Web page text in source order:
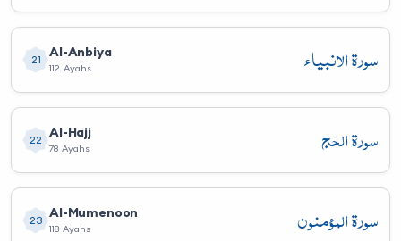
21 Al-Anbiya
112 Ayahs سورة الأنبياء
22 Al-Hajj
78 Ayahs سورة الحج
23 Al-Mumenoon
118 Ayahs سورة المؤمنون